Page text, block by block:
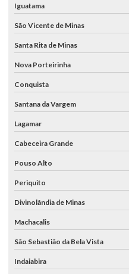
Iguatama
São Vicente de Minas
Santa Rita de Minas
Nova Porteirinha
Conquista
Santana da Vargem
Lagamar
Cabeceira Grande
Pouso Alto
Periquito
Divinolândia de Minas
Machacalis
São Sebastião da Bela Vista
Indaiabira